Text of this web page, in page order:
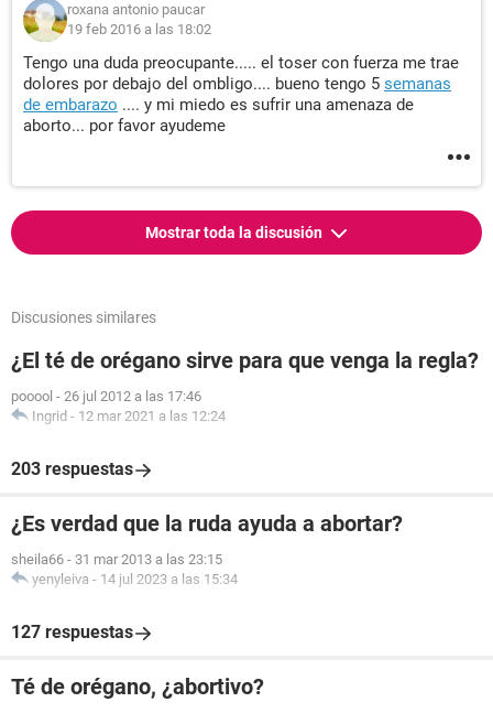
roxana antonio paucar
19 feb 2016 a las 18:02
Tengo una duda preocupante..... el toser con fuerza me trae
dolores por debajo del ombligo.... bueno tengo 5 semanas
de embarazo .... y mi miedo es sufrir una amenaza de
aborto... por favor ayudeme
Mostrar toda la discusión
Discusiones similares
¿El té de orégano sirve para que venga la regla?
pooool - 26 jul 2012 a las 17:46
Ingrid - 12 mar 2021 a las 12:24
203 respuestas
¿Es verdad que la ruda ayuda a abortar?
sheila66 - 31 mar 2013 a las 23:15
yenyleiva - 14 jul 2023 a las 15:34
127 respuestas
Té de orégano, ¿abortivo?